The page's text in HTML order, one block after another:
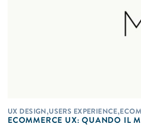
UX DESIGN,USERS
ECOMMERCE UX: QUANDO IL